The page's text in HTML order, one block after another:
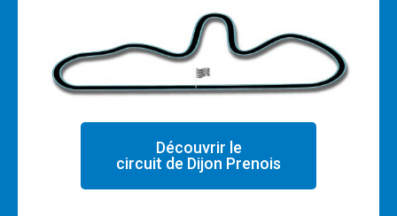
Découvrir le
circuit de Dijon Prenois